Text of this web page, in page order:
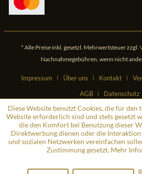
* Alle Preise inkl. gesetzl. Mehrwertsteuer zzgl.
Nachnahmegebühren, wenn nicht
Impressum Über uns Kontakt
AGB
Datenschutz
Diese Website benutzt Cookies, die für den
Website erforderlich sind und stets gesetzt
die den Komfort bei Benutzung dieser
Direktwerbung dienen oder die
und sozialen Netzwerken vereinfachen
Zustimmung gesetzt. Mehr